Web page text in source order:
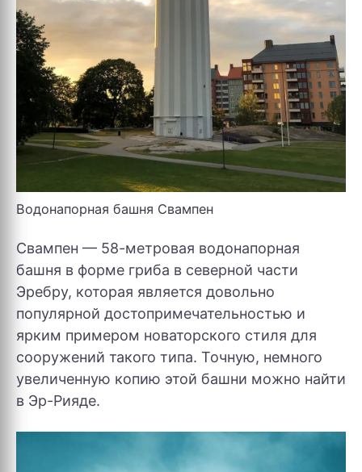
Водонапорная башня Свампен
Свампен — 58-метровая водонапорная
башня в форме гриба в северной части
Эребру, которая является довольно
популярной достопримечательностью и
ярким примером новаторского стиля для
сооружений такого типа. Точную, немного
увеличенную копию этой башни можно найти
в Эр-Рияде.